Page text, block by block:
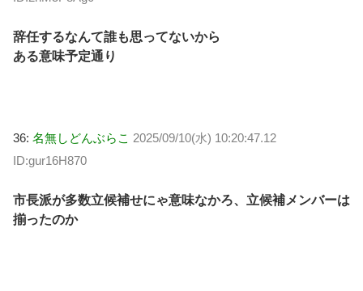
辞任するなんて誰も思ってないから
ある意味予定通り
36: 名無しどんぶらこ 2025/09/10(水) 10:20:47.12
ID:gur16H870
市長派が多数立候補せにゃ意味なかろ、立候補メンバーは
揃ったのか